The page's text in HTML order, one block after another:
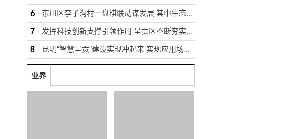
东川区李子沟村一盘棋联动谋发展 其中生态采摘园获利3.5万元
发挥科技创新支撑引领作用 呈贡区不断夯实区域创新体系建设
昆明“智慧呈贡”建设实现冲起来 实现应用场景1到N的推广
业界